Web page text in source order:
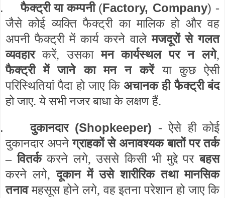
फैक्ट्री या कम्पनी (Factory, Company) -
जैसे कोई व्यक्ति फैक्ट्री का मालिक हो और वह
अपनी फैक्ट्री में कार्य करने वालेमजदूरों से गलत
व्यवहारकरें, उसकामन कार्यस्थल पर न लगे,
फैक्ट्री में जाने का मन न करेंया कुछ ऐसी
परिस्थितियां पैदा हो जाए कि अचानक ही फैक्ट्री बंद
हो जाए. ये सभी नजर बाधा के लक्षण हैं.
दुकानदार (Shopkeeper) - ऐसे ही कोई
दुकानदार अपनेग्राहकों से अनावश्यक बातों पर तर्क
– वितर्ककरने लगे, उससे किसी भी मुद्दे परबहस
करने लगे,दूकान में उसे शारीरिक तथा मानसिक
तनावमहसूस होने लगे, वह इतना परेशान हो जाए कि